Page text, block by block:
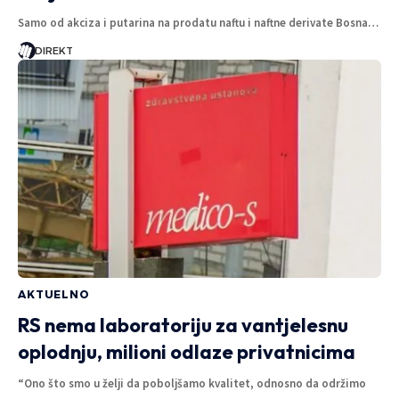
Samo od akciza i putarina na prodatu naftu i naftne derivate Bosna…
DIREKT
AKTUELNO
RS nema laboratoriju za vantjelesnu
oplodnju, milioni odlaze privatnicima
“Ono što smo u želji da poboljšamo kvalitet, odnosno da održimo